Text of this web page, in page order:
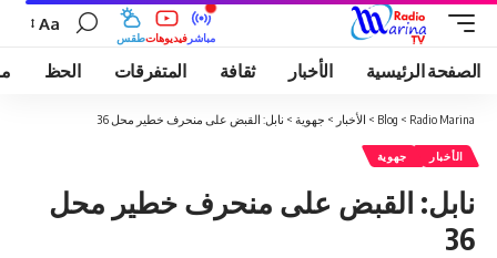
طقسفيديوهات مباشر
Aa
الصفحة الرئيسية الأخبار ثقافة المتفرقات الحظ
Radio Marina
>
Blog
> الأخبار > جهوية > نابل: القبض على منحرف خطير محل 36
الأخبار جهوية
نابل: القبض على منحرف خطير محل
36